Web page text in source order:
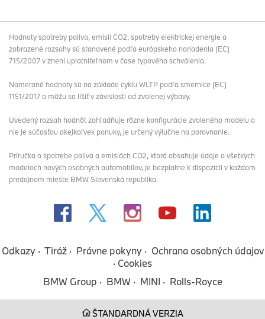
Hodnoty spotreby paliva, emisií CO2, spotreby elektrickej energie a
zobrazené rozsahy sú stanovené podľa európskeho nariadenia (EC)
715/2007 v znení uplatniteľnom v čase typového schválenia.
Namerané hodnoty sú na základe cyklu WLTP podľa smernice (EC)
1151/2017 a môžu sa líšiť v závislosti od zvolenej výbavy.
Uvedený rozsah hodnôt zohľadňuje rôzne konfigurácie zvoleného modelu a
nie je súčasťou akejkoľvek ponuky, je určený výlučne na porovnanie.
Príručka o spotrebe paliva a emisiách CO2, ktorá obsahuje údaje o všetkých
modeloch nových osobných automobilov, je bezplatne k dispozícii v každom
predajnom mieste BMW Slovenská republika.
Odkazy Tiráž Právne pokyny
Ochrana osobných údajov
Cookies
BMW Group
BMW MINI Rolls-Royce
ŠTANDARDNÁ VERZIA